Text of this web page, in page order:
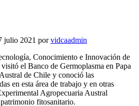
julio 2021 porvidcaadmin
Conocimiento e Innovación de
el Banco de Germoplasma en Papa
de Chile y conoció las
en esta área de trabajo y en otras
Agropecuaria Austral
fitosanitario.